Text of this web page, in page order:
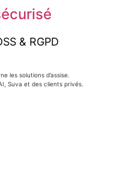
& RGPD
les solutions d’assise.
Suva et des clients privés.